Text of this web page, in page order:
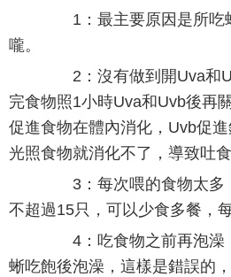
1：最主要原因是所吃
嚨。
2：沒有做到開Uva和
完食物照1小時Uva和Uvb後再
促進食物在體內消化，Uvb促
光照食物就消化不了，導致吐食
3：每次喂的食物太多
不超過15只，可以少食多餐，
4：吃食物之前再泡澡
蜥吃飽後泡澡，這樣是錯誤的